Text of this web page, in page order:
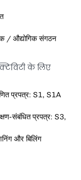
/ औद्योगिक संगठन
के लिए
प्रपत्र: S1, S1A
संबंधित प्रपत्र: S3,
और बिलिंग